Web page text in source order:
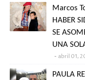
Marcos
HABER
SE
UNA
abril 01,
PAULA